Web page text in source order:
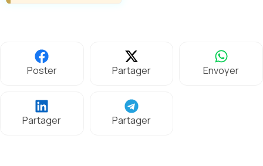
Poster Partager Envoyer
Partager Partager